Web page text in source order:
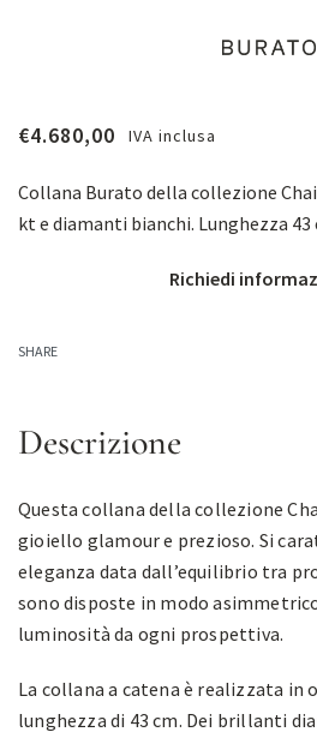
€4.680,00 IVA inclusa
Collana Burato della collezione
kt e diamanti bianchi. Lunghezza 43
Richiedi
SHARE
Descrizione
Questa collana della collezione
gioiello glamour e prezioso. Si
eleganza data dall’equilibrio tra
sono disposte in modo
luminosità da ogni prospettiva.
La collana a catena è realizzata in
lunghezza di 43 cm. Dei brillanti